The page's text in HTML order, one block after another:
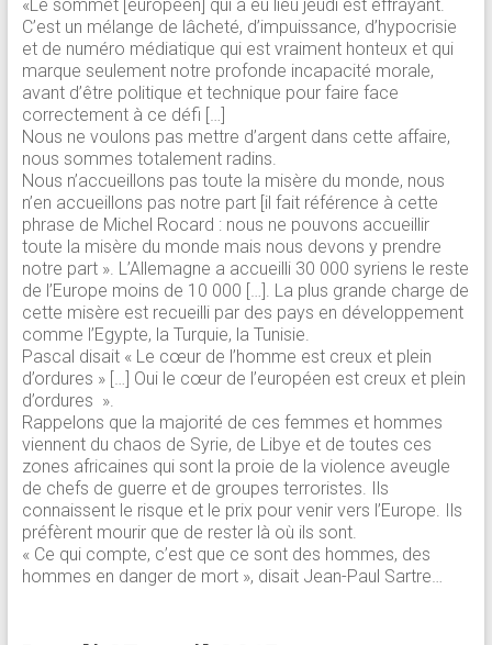
«Le sommet [européen] qui a eu lieu jeudi est effrayant.
C’est un mélange de lâcheté, d’impuissance, d’hypocrisie
et de numéro médiatique qui est vraiment honteux et qui
marque seulement notre profonde incapacité morale,
avant d’être politique et technique pour faire face
correctement à ce défi […]
Nous ne voulons pas mettre d’argent dans cette affaire,
nous sommes totalement radins.
Nous n’accueillons pas toute la misère du monde, nous
n’en accueillons pas notre part [il fait référence à cette
phrase de Michel Rocard : nous ne pouvons accueillir
toute la misère du monde mais nous devons y prendre
notre part ». L’Allemagne a accueilli 30 000 syriens le reste
de l’Europe moins de 10 000 […]. La plus grande charge de
cette misère est recueilli par des pays en développement
comme l’Egypte, la Turquie, la Tunisie.
Pascal disait « Le cœur de l’homme est creux et plein
d’ordures » […] Oui le cœur de l’européen est creux et plein
d’ordures ».
Rappelons que la majorité de ces femmes et hommes
viennent du chaos de Syrie, de Libye et de toutes ces
zones africaines qui sont la proie de la violence aveugle
de chefs de guerre et de groupes terroristes. Ils
connaissent le risque et le prix pour venir vers l’Europe. Ils
préfèrent mourir que de rester là où ils sont.
« Ce qui compte, c’est que ce sont des hommes, des
hommes en danger de mort », disait Jean-Paul Sartre…